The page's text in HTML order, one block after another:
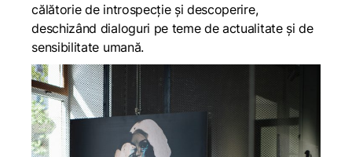
călătorie de introspecție și descoperire,
deschizând dialoguri pe teme de actualitate și de
sensibilitate umană.